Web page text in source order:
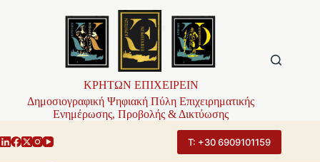
ΚΡΗΤΩΝ ΕΠΙΧΕΙΡΕΙΝ
Δημοσιογραφική Ψηφιακή Πύλη Επιχειρηματικής
Ενημέρωσης, Προβολής & Δικτύωσης
Τ: +30 6909101159